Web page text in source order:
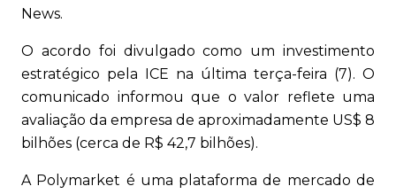
News.
O acordo foi divulgado como um investimento
estratégico pela ICE na última terça-feira (7). O
comunicado informou que o valor reflete uma
avaliação da empresa de aproximadamente US$ 8
bilhões (cerca de R$ 42,7 bilhões).
A Polymarket é uma plataforma de mercado de